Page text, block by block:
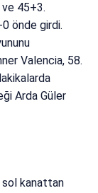
45+3.
önde girdi.
Valencia, 58.
Arda Güler
sol kanattan